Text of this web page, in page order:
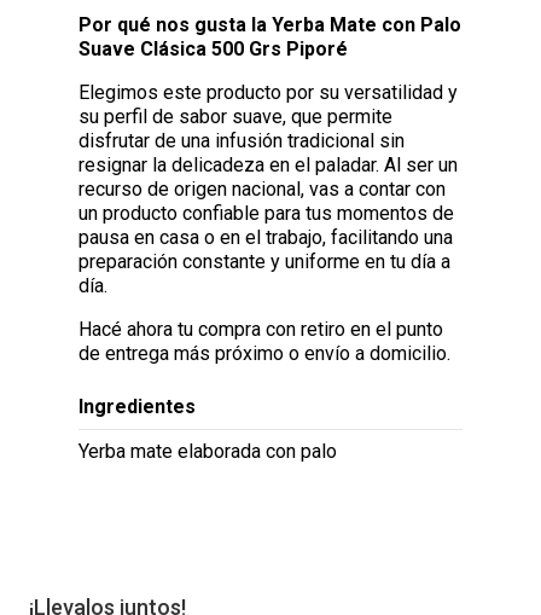
Por qué nos gusta la Yerba Mate con Palo
Suave Clásica 500 Grs Piporé
Elegimos este producto por su versatilidad y
su perfil de sabor suave, que permite
disfrutar de una infusión tradicional sin
resignar la delicadeza en el paladar. Al ser un
recurso de origen nacional, vas a contar con
un producto confiable para tus momentos de
pausa en casa o en el trabajo, facilitando una
preparación constante y uniforme en tu día a
día.
Hacé ahora tu compra con retiro en el punto
de entrega más próximo o envío a domicilio.
Ingredientes
Yerba mate elaborada con palo
¡Llevalos juntos!